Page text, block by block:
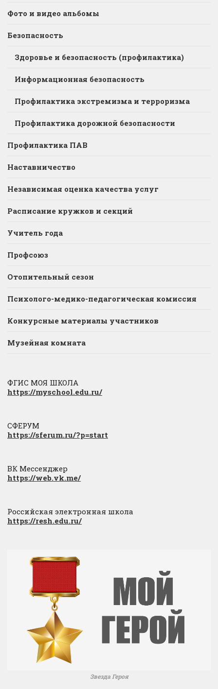
Фото и видео альбомы
Безопасность
Здоровье и безопасность (профилактика)
Информационная безопасность
Профилактика экстремизма и терроризма
Профилактика дорожной безопасности
Профилактика ПАВ
Наставничество
Независимая оценка качества услуг
Расписание кружков и секций
Учитель года
Профсоюз
Отопительный сезон
Психолого-медико-педагогическая комиссия
Конкурсные материалы участников
Музейная комната
ФГИС МОЯ ШКОЛА
https://myschool.edu.ru/
СФЕРУМ
https://sferum.ru/?p=start
ВК Мессенджер
https://web.vk.me/
Российская электронная школа
https://resh.edu.ru/
Звезда Героя